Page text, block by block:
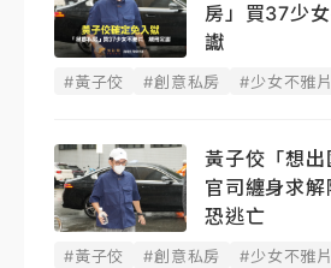
房」買37少
讞
#黃子佼 #創意私房 #少女不雅片
黃子佼「想出
官司纏身求
恐逃亡
#黃子佼 #創意私房
#少女不雅片